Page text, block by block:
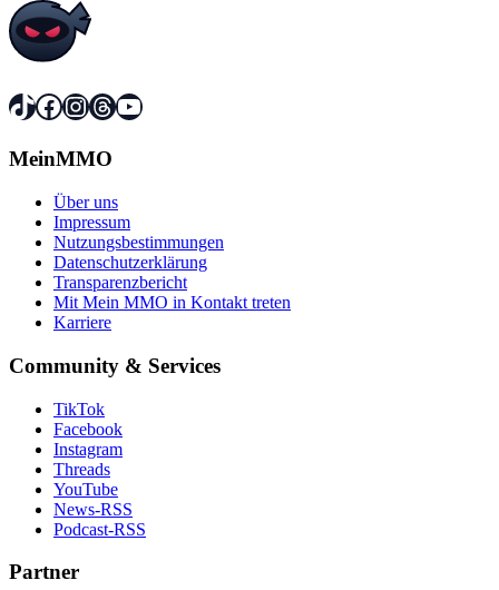
TikTok
Facebook
Instagram
Threads
YouTube
MeinMMO
Über uns
Impressum
Nutzungsbestimmungen
Datenschutzerklärung
Transparenzbericht
Mit Mein MMO in Kontakt treten
Karriere
Community & Services
TikTok
Facebook
Instagram
Threads
YouTube
News-RSS
Podcast-RSS
Partner